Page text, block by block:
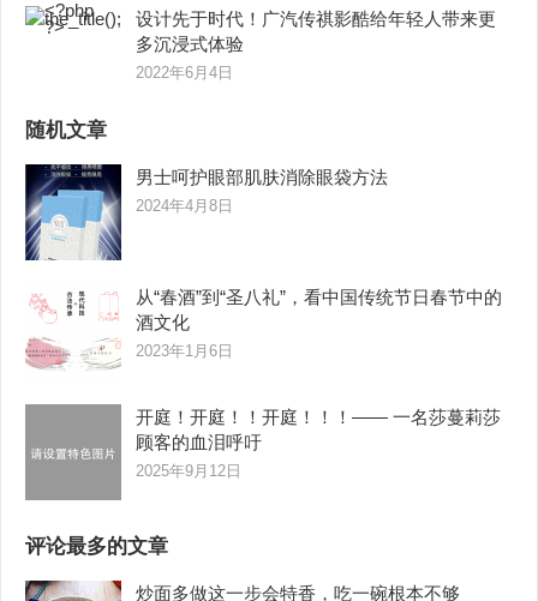
设计先于时代！广汽传祺影酷给年轻人带来更
多沉浸式体验
2022年6月4日
随机文章
男士呵护眼部肌肤消除眼袋方法
2024年4月8日
从“春酒”到“圣八礼”，看中国传统节日春节中的
酒文化
2023年1月6日
开庭！开庭！！开庭！！！—— 一名莎蔓莉莎
顾客的血泪呼吁
2025年9月12日
评论最多的文章
炒面多做这一步会特香，吃一碗根本不够